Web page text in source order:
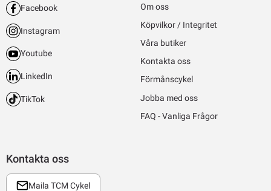
Kontakta oss
Maila TCM Cykel
Facebook
Instagram
Youtube
LinkedIn
TikTok
Om oss
Köpvilkor / Integritet
Våra butiker
Kontakta oss
Förmånscykel
Jobba med oss
FAQ - Vanliga Frågor